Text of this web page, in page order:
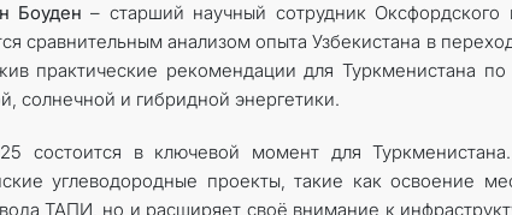
Боуден – старший научный сотрудник Оксфордского
сравнительным анализом опыта Узбекистана в
практические рекомендации для Туркменистана
солнечной и гибридной энергетики.
состоится в ключевой момент для
углеводородные проекты, такие как освоение
ТАПИ, но и расширяет своё внимание к